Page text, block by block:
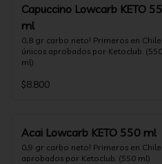
Capuccino Lowcarb KETO
ml
0,8 gr carbo neto! Primeros en
únicos aprobados por Ketoclub. (550
ml)
$8.800
Acai Lowcarb KETO 550 ml
0,9 gr carbo neto! Primeros en
aprobados por Ketoclub. (550 ml)